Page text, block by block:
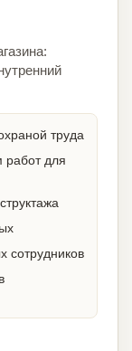
труда
работ для
сотрудников